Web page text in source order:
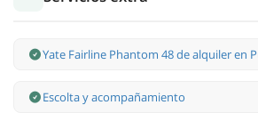
Yate Fairline Phantom 48 de alquiler en
Escolta y acompañamiento